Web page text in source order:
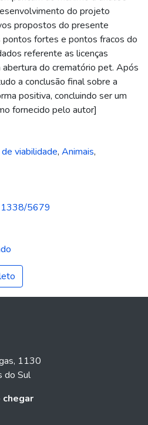
do projeto
propostos do presente
fortes e pontos fracos do
referente as licenças
do crematório pet. Após
a conclusão final sobre a
positiva, concluindo ser um
fornecido pelo autor]
viabilidade, Animais,
5679
1130
do Sul
chegar